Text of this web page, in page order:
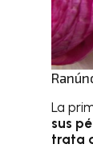
La
sus
trata